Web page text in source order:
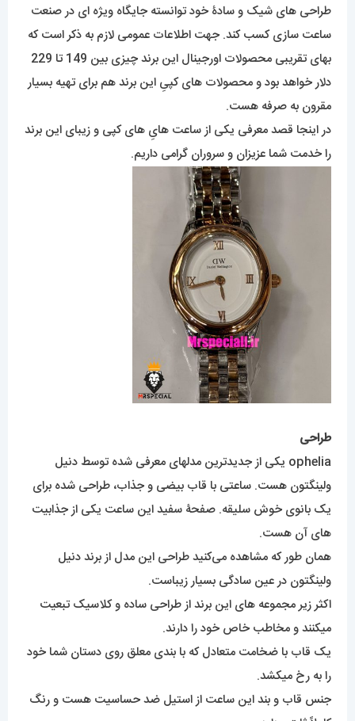
طراحی های شیک و سادۀ خود توانسته جایگاه ویژه ای در صنعت
ساعت سازی کسب کند. جهت اطلاعات عمومی لازم به ذکر است که
بهای تقریبی محصولات اورجینال این برند چیزی بین 149 تا 229
دلار خواهد بود و محصولات های کپیِ این برند هم برای تهیه بسیار
مقرون به صرفه هست.
در اینجا قصد معرفی یکی از ساعت هایِ های کپی و زیبای این برند
را خدمت شما عزیزان و سروران گرامی داریم.
طراحی
ophelia یکی از جدیدترین مدلهای معرفی شده توسط دنیل
ولینگتون هست. ساعتی با قاب بیضی و جذاب، طراحی شده برای
یک بانوی خوش سلیقه. صفحۀ سفید این ساعت یکی از جذابیت
های آن هست.
همان طور که مشاهده می‌کنید طراحی این مدل از برند دنیل
ولینگتون در عین سادگی بسیار زیباست.
اکثر زیر مجموعه های این برند از طراحی ساده و کلاسیک تبعیت
میکنند و مخاطب خاص خود را دارند.
یک قاب با ضخامت متعادل که با بندی معلق روی دستان شما خود
را به رخ میکشد.
جنس قاب و بند این ساعت از استیل ضد حساسیت هست و رنگ